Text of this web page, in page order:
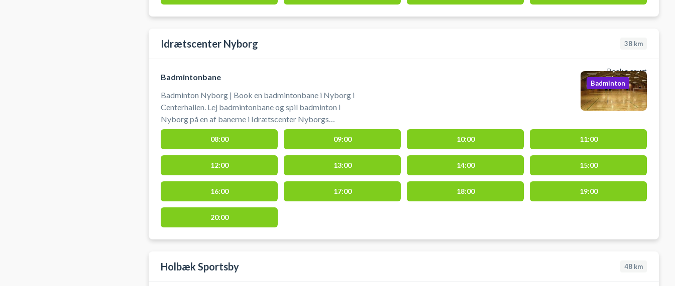
Idrætscenter Nyborg 38 km
Book a court
Badmintonbane
Badminton Nyborg | Book en badmintonbane i Nyborg i
Centerhallen. Lej badmintonbane og spil badminton i
Nyborg på en af banerne i Idrætscenter Nyborgs
centerhal. Du skal selv medbringe ketcher og bolde og der
er omklædning.
Badminton
08:00 09:00 10:00 11:00
12:00 13:00 14:00 15:00
16:00 17:00 18:00 19:00
20:00
Holbæk Sportsby 48 km